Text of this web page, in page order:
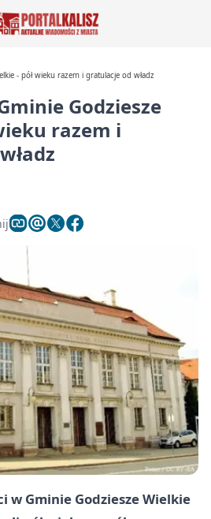
- pół wieku razem i gratulacje od władz
Godziesze
razem i
w Gminie Godziesze Wielkie